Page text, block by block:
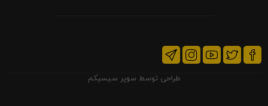
طراحی توسط سوپر سیسیکم